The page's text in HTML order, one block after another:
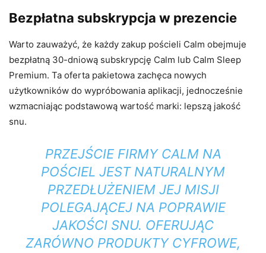
Bezpłatna subskrypcja w prezencie
Warto zauważyć, że każdy zakup pościeli Calm obejmuje
bezpłatną 30-dniową subskrypcję Calm lub Calm Sleep
Premium. Ta oferta pakietowa zachęca nowych
użytkowników do wypróbowania aplikacji, jednocześnie
wzmacniając podstawową wartość marki: lepszą jakość
snu.
PRZEJŚCIE FIRMY CALM NA
POŚCIEL JEST NATURALNYM
PRZEDŁUŻENIEM JEJ MISJI
POLEGAJĄCEJ NA POPRAWIE
JAKOŚCI SNU. OFERUJĄC
ZARÓWNO PRODUKTY CYFROWE,